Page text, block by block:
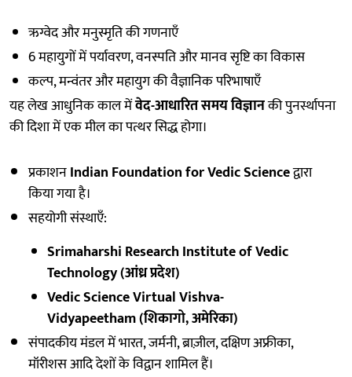
ऋग्वेद और मनुस्मृति की गणनाएँ
6 महायुगों में पर्यावरण, वनस्पति और मानव सृष्टि का विकास
कल्प, मन्वंतर और महायुग की वैज्ञानिक परिभाषाएँ
यह लेख आधुनिक काल मेंवेद-आधारित समय विज्ञानकी पुनर्स्थापना
की दिशा में एक मील का पत्थर सिद्ध होगा।
प्रकाशनIndian Foundation for Vedic Scienceद्वारा
किया गया है।
सहयोगी संस्थाएँ:
Srimaharshi Research Institute of Vedic
Technology (आंध्र प्रदेश)
Vedic Science Virtual Vishva-
Vidyapeetham (शिकागो, अमेरिका)
संपादकीय मंडल में भारत, जर्मनी, ब्राज़ील, दक्षिण अफ्रीका,
मॉरीशस आदि देशों के विद्वान शामिल हैं।